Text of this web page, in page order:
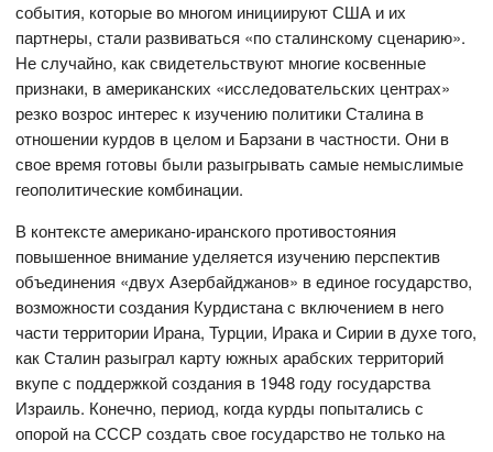
события, которые во многом инициируют США и их
партнеры, стали развиваться «по сталинскому сценарию».
Не случайно, как свидетельствуют многие косвенные
признаки, в американских «исследовательских центрах»
резко возрос интерес к изучению политики Сталина в
отношении курдов в целом и Барзани в частности. Они в
свое время готовы были разыгрывать самые немыслимые
геополитические комбинации.
В контексте американо-иранского противостояния
повышенное внимание уделяется изучению перспектив
объединения «двух Азербайджанов» в единое государство,
возможности создания Курдистана с включением в него
части территории Ирана, Турции, Ирака и Сирии в духе того,
как Сталин разыграл карту южных арабских территорий
вкупе с поддержкой создания в 1948 году государства
Израиль. Конечно, период, когда курды попытались с
опорой на СССР создать свое государство не только на